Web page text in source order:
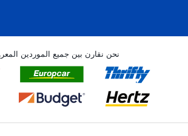
نحن نقارن بين جميع الموردين